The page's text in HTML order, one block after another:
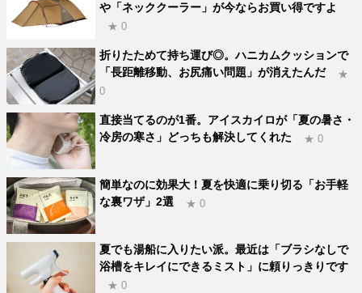
や「ネッククーラー」が今ならお買い得ですよ
★ 0
折りたためて持ち運び◎。ハニカムクッションで
「長距離移動、お尻痛い問題」が消えたんだ
★
0
直接当てるのが1番。アイスカイロが「夏の暑さ・
冷房の寒さ」どっちも解決してくれた
★ 0
簡単なのに効果大！夏を快適に乗り切る「お手軽
な裏ワザ」2選
★ 0
夏でも湯船に入りたい派。最近は「ブラシなしで
浴槽をキレイにできるミスト」に頼りっきりです
★ 0